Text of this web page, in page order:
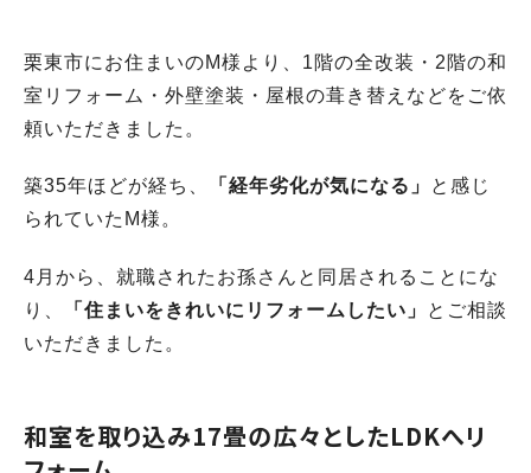
栗東市にお住まいのM様より、1階の全改装・2階の和
室リフォーム・外壁塗装・屋根の葺き替えなどをご依
頼いただきました。
築35年ほどが経ち、 「経年劣化が気になる」
と感じ
られていたM様。
4月から、就職されたお孫さんと同居されることにな
り、
「住まいをきれいにリフォームしたい」
とご相談
いただきました。
和室を取り込み17畳の広々としたLDKへリ